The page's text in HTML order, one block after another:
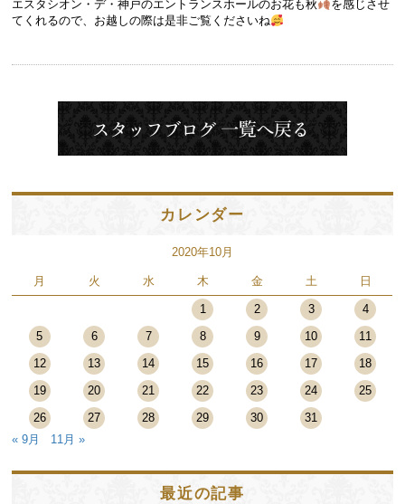
エスタシオン・デ・神戸のエントランスホールのお花も秋
を感じさせ
てくれるので、お越しの際は是非ご覧くださいね
カレンダー
2020年10月
月 火 水 木 金 土 日
1 2 3
4
5
6 7 8 9 10
11
12
13 14 15 16 17
18
19
20 21 22 23 24
25
26
27 28 29 30
31
« 9月
11月 »
最近の記事